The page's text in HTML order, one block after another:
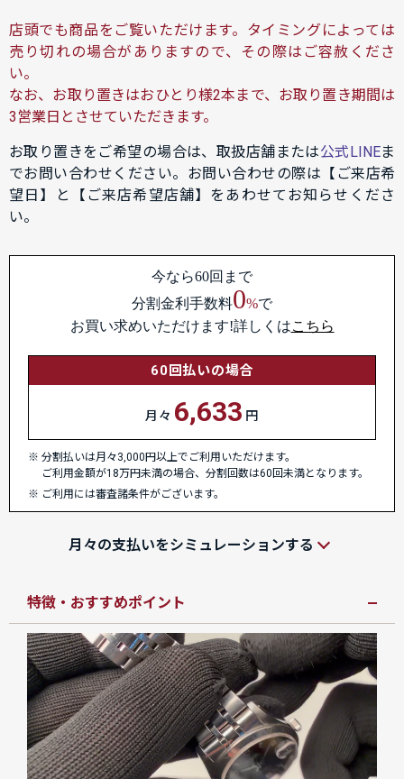
店頭でも商品をご覧いただけます。タイミングによっては
売り切れの場合がありますので、その際はご容赦くださ
い。
なお、お取り置きはおひとり様2本まで、お取り置き期間は
3営業日とさせていただきます。
お取り置きをご希望の場合は、取扱店舗または公式LINEま
でお問い合わせください。お問い合わせの際は【ご来店希
望日】と【ご来店希望店舗】をあわせてお知らせくださ
い。
今なら60回まで
分割金利手数料0%で
お買い求めいただけます!詳しくはこちら
60回払いの場合
月々 6,633 円
分割払いは月々3,000円以上でご利用いただけます。
ご利用金額が18万円未満の場合、分割回数は60回未満となります。
ご利用には審査諸条件がございます。
月々の支払いをシミュレーションする
特徴・おすすめポイント